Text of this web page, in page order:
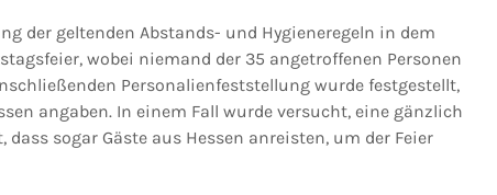
der geltenden Abstands- und Hygieneregeln in dem
wobei niemand der 35 angetroffenen Personen
Personalienfeststellung wurde festgestellt,
angaben. In einem Fall wurde versucht, eine gänzlich
sogar Gäste aus Hessen anreisten, um der Feier